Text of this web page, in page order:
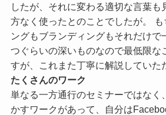
したが、それに変わる適切な言葉も
方なく使ったとのことでしたが。
ングもブランディングもそれだけで
つぐらいの深いものなので最低限な
すが、これまた丁寧に解説していた
たくさんのワーク
単なる一方通行のセミナーではなく
かすワークがあって、自分は